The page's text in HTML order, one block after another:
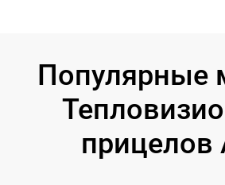
Популярные
прицелов